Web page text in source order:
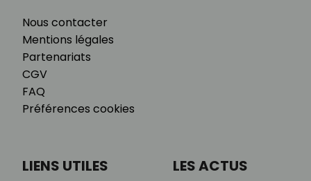
Nous contacter
Mentions légales
Partenariats
CGV
FAQ
Préférences cookies
LIENS UTILES LES ACTUS